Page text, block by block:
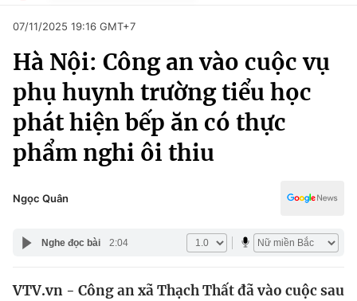
Chuyên mục
Chính trị
Xã hội
Pháp luật
Y tế
Thế giới
Xã hội
Pháp luật
Kinh tế
Thể thao
Truyền hình
Văn hóa - Giải trí
Y tế
Công nghệ
07/11/2025 19:16 GMT+7
Hà Nội: Công an vào cuộc vụ
phụ huynh trường tiểu học
phát hiện bếp ăn có thực
phẩm nghi ôi thiu
Ngọc Quân
Nghe đọc bài 2:04
VTV.vn - Công an xã Thạch Thất đã vào cuộc sau